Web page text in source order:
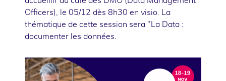
Officers), le 05/12 dès 8h30 en visio. La
thématique de cette session sera "La Data :
documenter les données.